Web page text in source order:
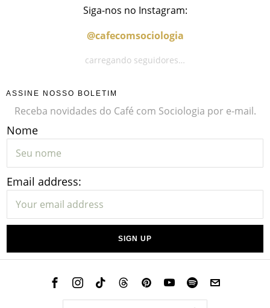
Siga-nos no Instagram:
@cafecomsociologia
carregando seguidores…
ASSINE NOSSO BOLETIM
Receba novidades do Café com Sociologia por e-mail.
Nome
Email address: